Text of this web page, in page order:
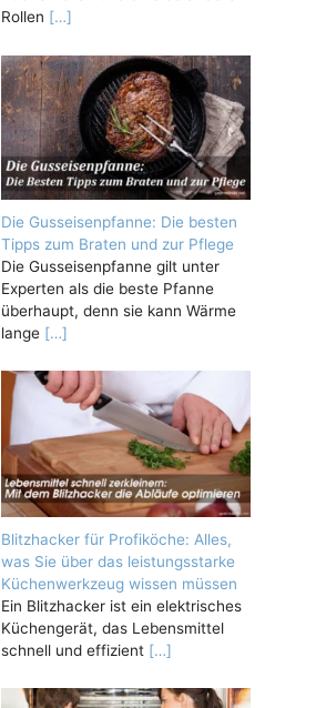
Rollen […]
Die Gusseisenpfanne: Die besten
Tipps zum Braten und zur Pflege
Die Gusseisenpfanne gilt unter
Experten als die beste Pfanne
überhaupt, denn sie kann Wärme
lange […]
Blitzhacker für Profiköche: Alles,
was Sie über das leistungsstarke
Küchenwerkzeug wissen müssen
Ein Blitzhacker ist ein elektrisches
Küchengerät, das Lebensmittel
schnell und effizient […]